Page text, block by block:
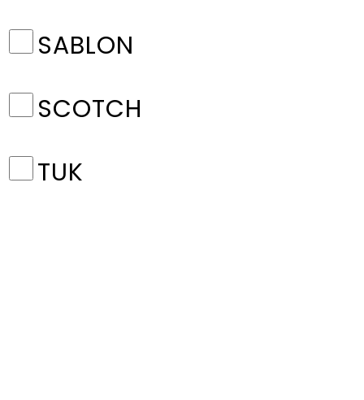
SABLON
SCOTCH
TUK